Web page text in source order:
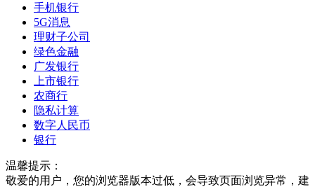
手机银行
5G消息
理财子公司
绿色金融
广发银行
上市银行
农商行
隐私计算
数字人民币
银行
温馨提示：
敬爱的用户，您的浏览器版本过低，会导致页面浏览异常，建